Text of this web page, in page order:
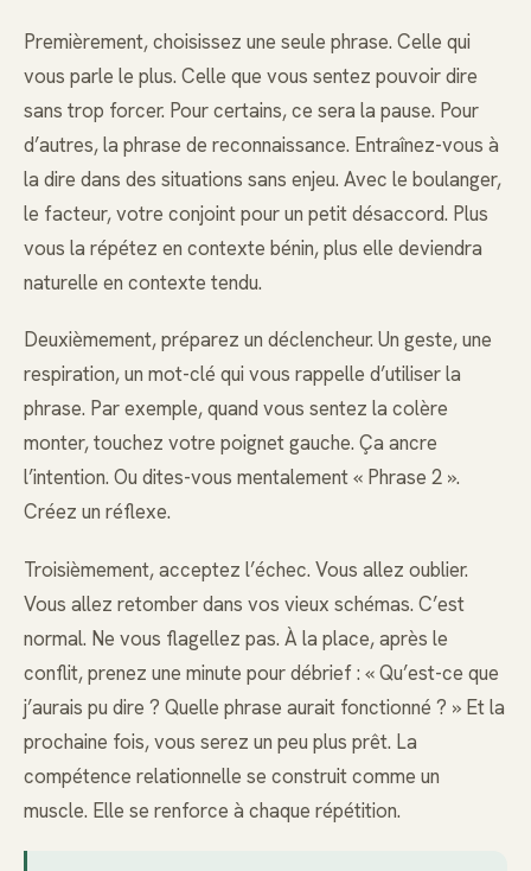
Premièrement, choisissez une seule phrase. Celle qui
vous parle le plus. Celle que vous sentez pouvoir dire
sans trop forcer. Pour certains, ce sera la pause. Pour
d’autres, la phrase de reconnaissance. Entraînez-vous à
la dire dans des situations sans enjeu. Avec le boulanger,
le facteur, votre conjoint pour un petit désaccord. Plus
vous la répétez en contexte bénin, plus elle deviendra
naturelle en contexte tendu.
Deuxièmement, préparez un déclencheur. Un geste, une
respiration, un mot-clé qui vous rappelle d’utiliser la
phrase. Par exemple, quand vous sentez la colère
monter, touchez votre poignet gauche. Ça ancre
l’intention. Ou dites-vous mentalement « Phrase 2 ».
Créez un réflexe.
Troisièmement, acceptez l’échec. Vous allez oublier.
Vous allez retomber dans vos vieux schémas. C’est
normal. Ne vous flagellez pas. À la place, après le
conflit, prenez une minute pour débrief : « Qu’est-ce que
j’aurais pu dire ? Quelle phrase aurait fonctionné ? » Et la
prochaine fois, vous serez un peu plus prêt. La
compétence relationnelle se construit comme un
muscle. Elle se renforce à chaque répétition.